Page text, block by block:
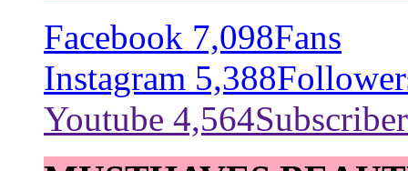
Facebook 7,098Fans
Instagram 5,388
Youtube 4,564Subscriber